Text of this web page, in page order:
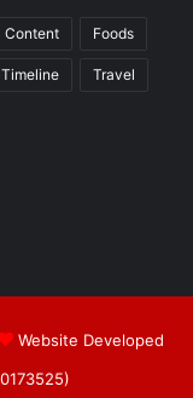
Content Foods
Timeline Travel
Website Developed